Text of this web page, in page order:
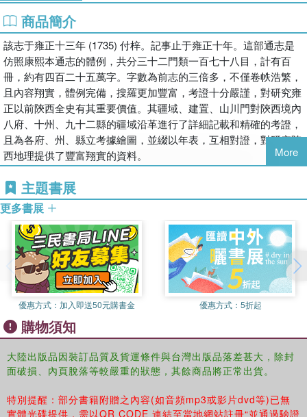
商品簡介
該志于雍正十三年 (1735) 付梓。記事止于雍正十年。這部通志是
仿照康熙本通志的體例，共分三十二門類一百七十八目，計有百
冊，約有四百二十五萬字。字數為前志的三倍多，不僅卷帙浩繁，
且內容翔實，體例完備，搜羅更加豐富，考證十分嚴謹，對研究雍
正以前陝西全史有其重要價值。其疆域、建置、山川門對陝西境內
八府、十州、九十二縣的疆域沿革進行了詳細記載和精確的考證，
且為各府、州、縣立考據繪圖，並綴以年表，互相對證，對研究陝
西地理提供了豐富翔實的資料。
More
主題書展
更多書展
優惠方式： 加入即送50元購書金 優惠方式： 5折起
購物須知
大陸出版品因裝訂品質及貨運條件與台灣出版品落差甚大，除封
面破損、內頁脫落等較嚴重的狀態，其餘商品將正常出貨。
特別提醒：部分書籍附贈之內容(如音頻mp3或影片dvd等)已無
實體光碟提供，需以QR CODE 連結至當地網站註冊“並通過驗證